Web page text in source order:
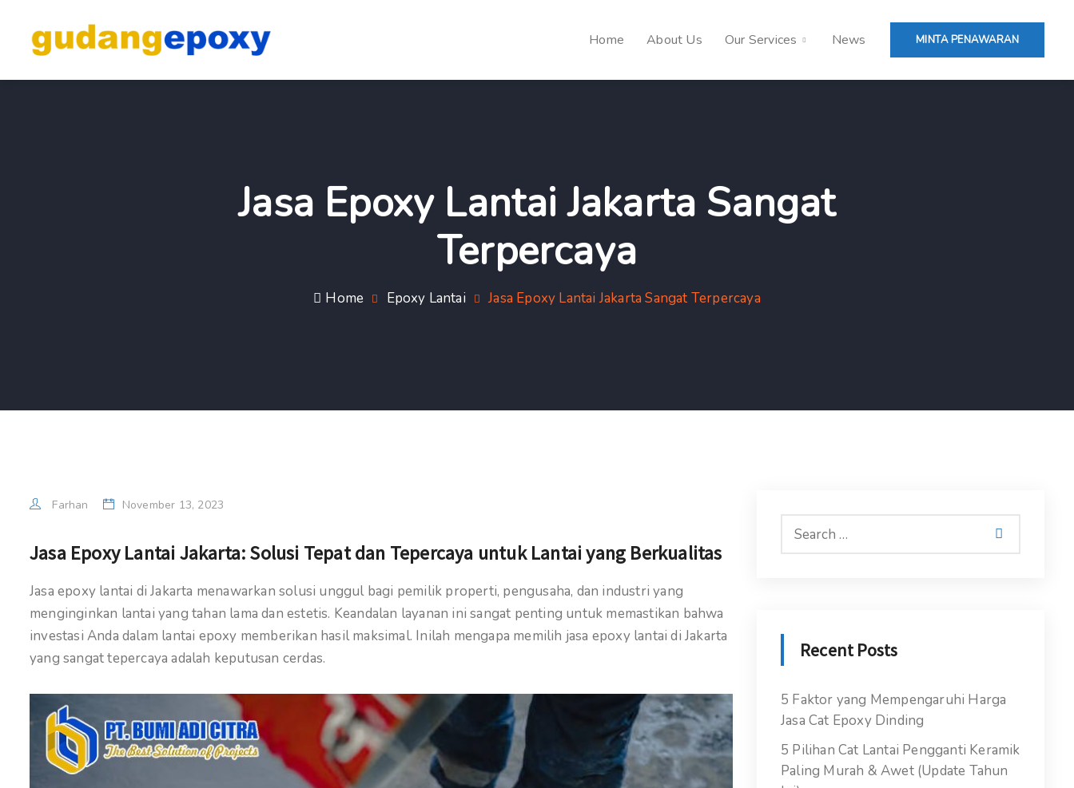
Home About Us Our Services News MINTA PENAWARAN
Jasa Epoxy Lantai Jakarta Sangat
Terpercaya
Home Epoxy Lantai Jasa Epoxy Lantai Jakarta Sangat Terpercaya
Farhan November 13, 2023
Jasa Epoxy Lantai Jakarta: Solusi Tepat dan Tepercaya untuk Lantai yang Berkualitas
Jasa epoxy lantai di Jakarta menawarkan solusi unggul bagi pemilik properti, pengusaha, dan industri yang
menginginkan lantai yang tahan lama dan estetis. Keandalan layanan ini sangat penting untuk memastikan bahwa
investasi Anda dalam lantai epoxy memberikan hasil maksimal. Inilah mengapa memilih jasa epoxy lantai di Jakarta
yang sangat tepercaya adalah keputusan cerdas.
Recent Posts
5 Faktor yang Mempengaruhi Harga
Jasa Cat Epoxy Dinding
5 Pilihan Cat Lantai Pengganti Keramik
Paling Murah & Awet (Update Tahun